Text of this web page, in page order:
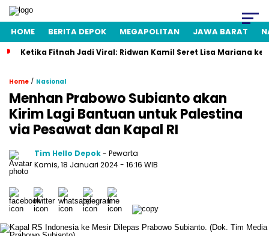
HOME BERITA DEPOK MEGAPOLITAN JAWA BARAT
Ketika Fitnah Jadi Viral: Ridwan Kamil Seret Lisa Mariana ke
Home / Nasional
Menhan Prabowo Subianto akan
Kirim Lagi Bantuan untuk Palestina
via Pesawat dan Kapal RI
Tim Hello Depok- Pewarta
Kamis, 18 Januari 2024 - 16:16 WIB